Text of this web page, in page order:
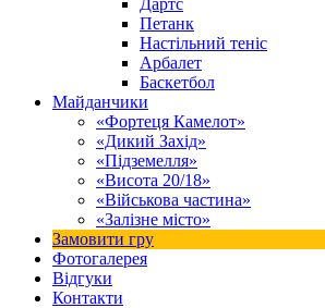
Дартс
Петанк
Настільний теніс
Арбалет
Баскетбол
Майданчики
«Фортеця Камелот»
«Дикий Захід»
«Підземелля»
«Висота 20/18»
«Військова частина»
«Залізне місто»
Замовити гру
Фотогалерея
Відгуки
Контакти